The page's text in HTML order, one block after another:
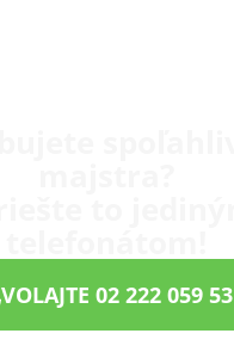
VOLAJTE 02 222 059 53